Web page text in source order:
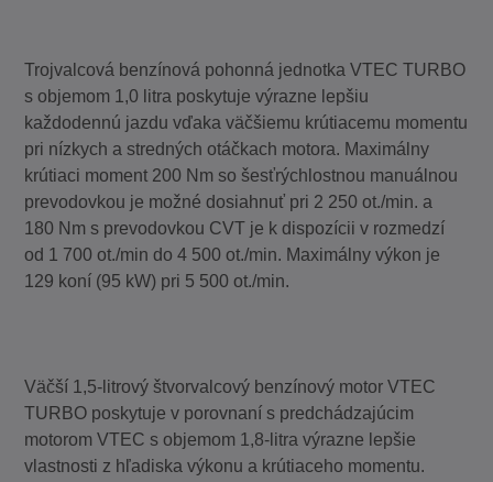
Trojvalcová benzínová pohonná jednotka VTEC TURBO
s objemom 1,0 litra poskytuje výrazne lepšiu
každodennú jazdu vďaka väčšiemu krútiacemu momentu
pri nízkych a stredných otáčkach motora. Maximálny
krútiaci moment 200 Nm so šesťrýchlostnou manuálnou
prevodovkou je možné dosiahnuť pri 2 250 ot./min. a
180 Nm s prevodovkou CVT je k dispozícii v rozmedzí
od 1 700 ot./min do 4 500 ot./min. Maximálny výkon je
129 koní (95 kW) pri 5 500 ot./min.
Väčší 1,5-litrový štvorvalcový benzínový motor VTEC
TURBO poskytuje v porovnaní s predchádzajúcim
motorom VTEC s objemom 1,8-litra výrazne lepšie
vlastnosti z hľadiska výkonu a krútiaceho momentu.